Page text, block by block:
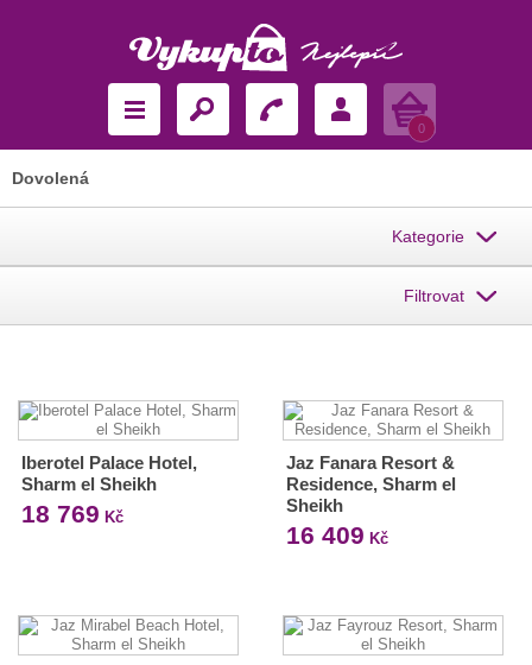
Košík
0
Dovolená
Kategorie
Filtrovat
Iberotel Palace Hotel,
Sharm el Sheikh
18 769 Kč
Jaz Fanara Resort &
Residence, Sharm el
Sheikh
16 409 Kč